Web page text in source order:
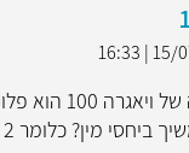
15/07/